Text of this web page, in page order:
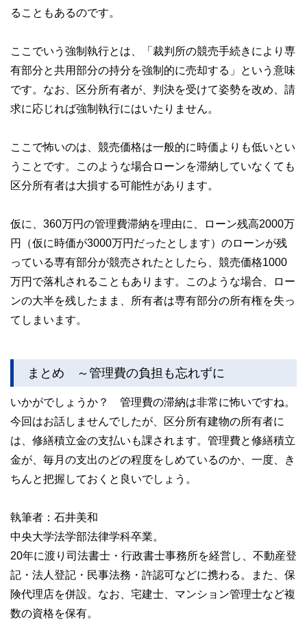
ることもあるのです。
ここでいう強制執行とは、「裁判所の競売手続きにより専
有部分と共用部分の持分を強制的に売却する」という意味
です。なお、区分所有者が、判決を受けて姿勢を改め、請
求に応じれば強制執行にはいたりません。
ここで怖いのは、競売価格は一般的に時価よりも低いとい
うことです。このような場合ローンを滞納していなくても
区分所有者は大損する可能性があります。
仮に、360万円の管理費滞納を理由に、ローン残高2000万
円（仮に時価が3000万円だったとします）のローンが残
っている専有部分が競売されたとしたら、競売価格1000
万円で落札されることもあります。このような場合、ロー
ンの大半を残したまま、所有者は専有部分の所有権を失っ
てしまいます。
まとめ ～管理費の負担も忘れずに
いかがでしょうか？ 管理費の滞納は非常に怖いですね。
今回はお話しませんでしたが、区分所有建物の所有者に
は、修繕積立金の支払いも課されます。管理費と修繕積立
金が、毎月の支出のどの程度をしめているのか、一度、き
ちんと把握しておくと良いでしょう。
執筆者：石井美和
中央大学法学部法律学科卒業。
20年に渡り司法書士・行政書士事務所を経営し、不動産登
記・法人登記・民事法務・許認可などに携わる。また、保
険代理店を併設。なお、宅建士、マンション管理士など複
数の資格を保有。